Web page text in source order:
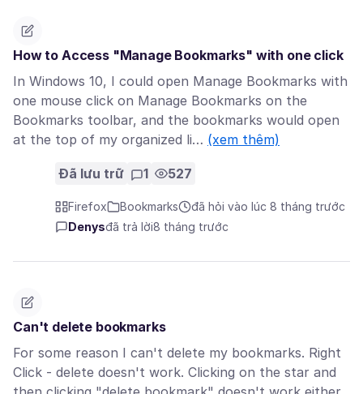
How to Access "Manage Bookmarks" with one click
In Windows 10, I could open Manage Bookmarks with
one mouse click on Manage Bookmarks on the
Bookmarks toolbar, and the bookmarks would open
at the top of my organized li… (xem thêm)
Đã lưu trữ 1 527
Firefox Bookmarks
đã hỏi vào lúc 8 tháng trước
Denysđã trả lời8 tháng trước
Can't delete bookmarks
For some reason I can't delete my bookmarks. Right
Click - delete doesn't work. Clicking on the star and